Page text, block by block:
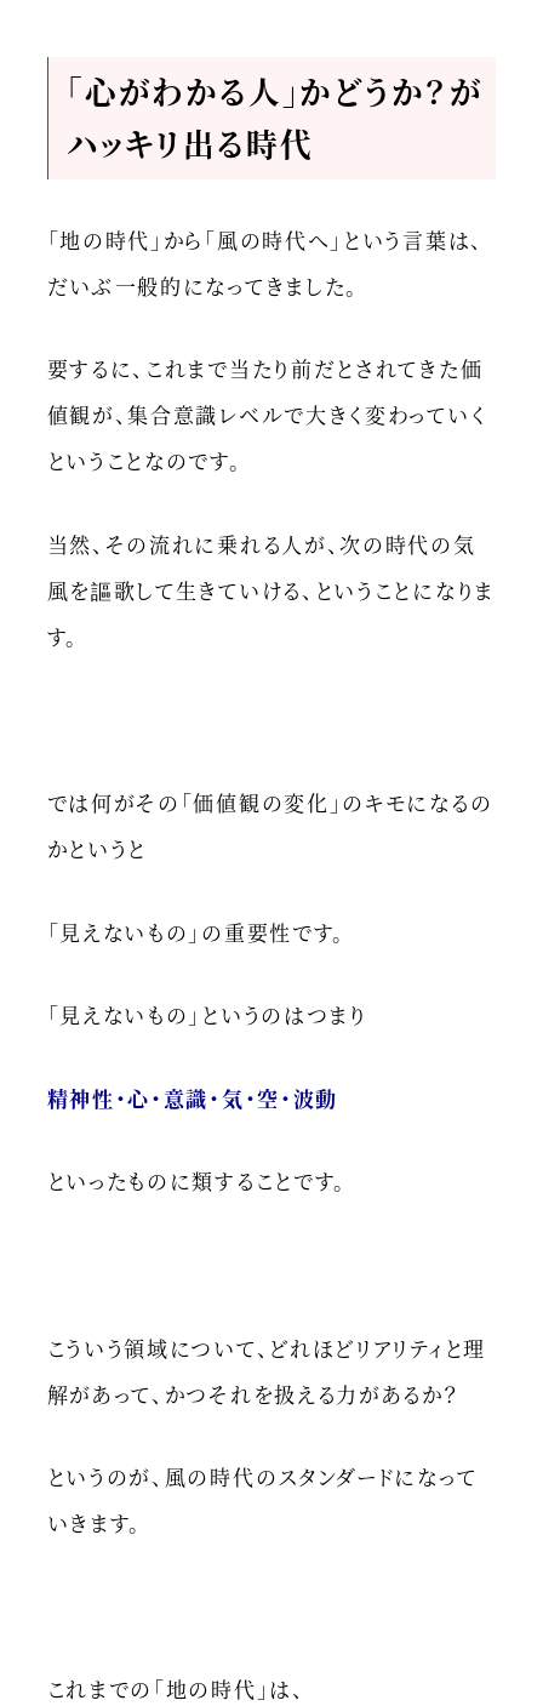
「心がわかる人」かどうか？が
ハッキリ出る時代
「地の時代」から「風の時代へ」という言葉は、
だいぶ一般的になってきました。
要するに、これまで当たり前だとされてきた価
値観が、集合意識レベルで大きく変わっていく
ということなのです。
当然、その流れに乗れる人が、次の時代の気
風を謳歌して生きていける、ということになりま
す。
では何がその「価値観の変化」のキモになるの
かというと
「見えないもの」の重要性です。
「見えないもの」というのはつまり
精神性・心・意識・気・空・波動
といったものに類することです。
こういう領域について、どれほどリアリティと理
解があって、かつそれを扱える力があるか？
というのが、風の時代のスタンダードになって
いきます。
これまでの「地の時代」は、